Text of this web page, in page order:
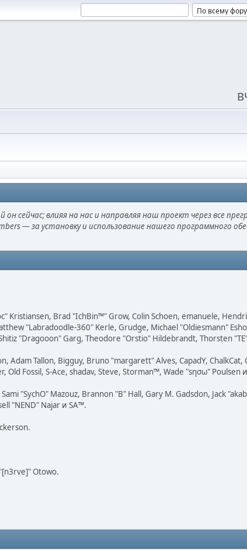
сейчас; влияя на нас и направляя наш проект через все
— за установку и использование нашего программного
Kristiansen, Brad "IchBin™" Grow, Colin Schoen, emanuele,
"Labradoodle-360" Kerle, Grudge, Michael "Oldiesmann"
"Dragooon" Garg, Theodore "Orstio" Hildebrandt, Thorsten
Tallon, Bigguy, Bruno "margarett" Alves, CapadY, ChalkCat,
Fossil, S-Ace, shadav, Steve, Storman™, Wade "sησω" Poulsen
"SychO" Mazouz, Brannon "B" Hall, Gary M. Gadsdon, Jack
"NEND" Najar и SA™.
Otowo.